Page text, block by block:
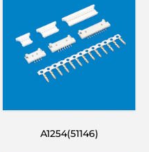
A1254(51146)